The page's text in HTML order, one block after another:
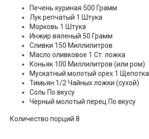
Печень куриная 500 Грамм
Лук репчатый 1 Штука
Морковь 1 Штука
Инжир вяленый 50 Грамм
Сливки 150 Миллилитров
Масло оливковое 1 Ст. ложка
Коньяк 100 Миллилитров (или ром)
Мускатный молотый орех 1 Щепотка
Тимьян 1/2 Чайных ложки (сухой)
Соль По вкусу
Черный молотый перец По вкусу
Количество порций 8